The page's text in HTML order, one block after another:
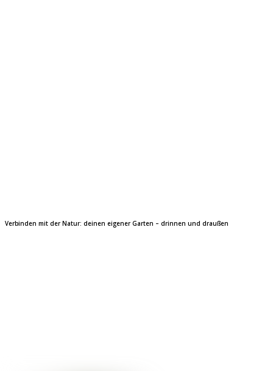
Verbinden mit der Natur: deinen eigener Garten – drinnen und draußen